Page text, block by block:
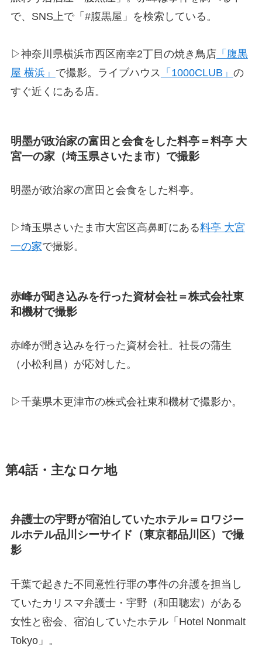
で、SNS上で「#腹黒屋」を検索している。
▷神奈川県横浜市西区南幸2丁目の焼き鳥店「腹黒
屋 横浜」 で撮影。ライブハウス 「1000CLUB」 の
すぐ近くにある店。
明墨が政治家の富田と会食をした料亭＝料亭 大
宮一の家（埼玉県さいたま市）で撮影
明墨が政治家の富田と会食をした料亭。
▷埼玉県さいたま市大宮区高鼻町にある料亭 大宮
一の家で撮影。
赤峰が聞き込みを行った資材会社＝株式会社東
和機材で撮影
赤峰が聞き込みを行った資材会社。社長の蒲生
（小松利昌）が応対した。
▷千葉県木更津市の株式会社東和機材で撮影か。
第4話・主なロケ地
弁護士の宇野が宿泊していたホテル＝ロワジー
ルホテル品川シーサイド（東京都品川区）で撮
影
千葉で起きた不同意性行罪の事件の弁護を担当し
ていたカリスマ弁護士・宇野（和田聰宏）がある
女性と密会、宿泊していたホテル「Hotel Nonmalt
Tokyo」。